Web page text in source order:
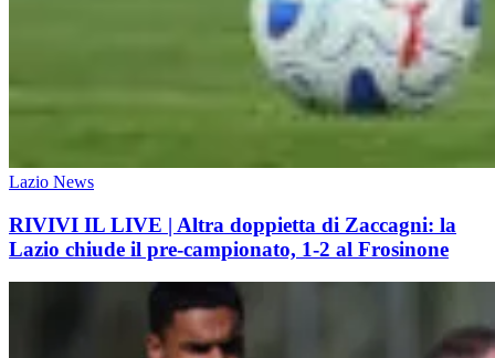
Lazio News
RIVIVI IL LIVE | Altra doppietta di Zaccagni: la
Lazio chiude il pre-campionato, 1-2 al Frosinone